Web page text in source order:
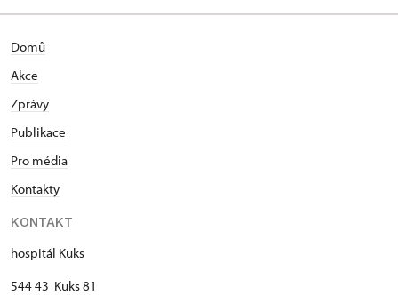
Domů
Akce
Zprávy
Publikace
Pro média
Kontakty
KONTAKT
hospitál Kuks
544 43 Kuks 81